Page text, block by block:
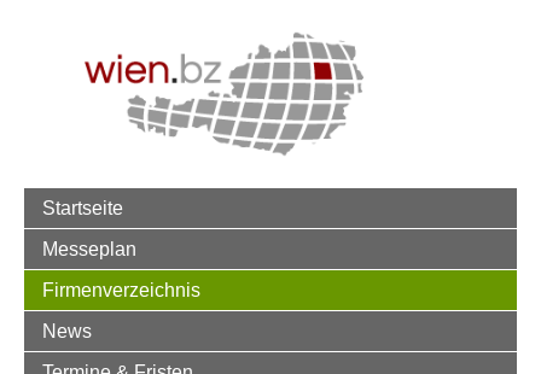
Startseite
Messeplan
Firmenverzeichnis
News